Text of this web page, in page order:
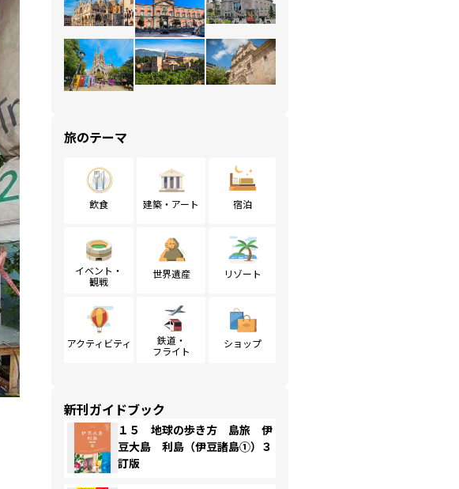
旅のテーマ
飲食 建築・アート 宿泊
イベント・
観戦
世界遺産 リゾート
アクティビティ
鉄道・
フライト
ショップ
新刊ガイドブック
１５ 地球の歩き方 島旅 伊
豆大島 利島（伊豆諸島①）３
訂版